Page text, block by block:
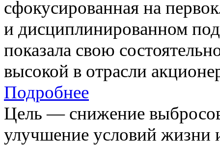
сфокусированная на
и дисциплинированном
показала свою
высокой в отрасли
Подробнее
Цель — снижение
улучшение условий жизни